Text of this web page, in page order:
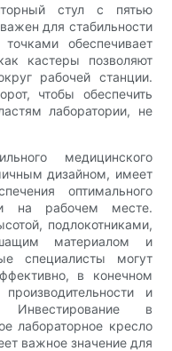
стул с пятью
для стабильности
обеспечивает
кастеры позволяют
рабочей станции.
чтобы обеспечить
лаборатории, не
медицинского
дизайном, имеет
оптимального
на рабочем месте.
подлокотниками,
материалом и
специалисты могут
в конечном
и
Инвестирование в
лабораторное кресло
важное значение для